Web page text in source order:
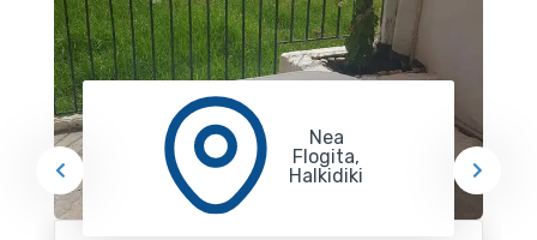
Nea
Flogita,
Halkidiki